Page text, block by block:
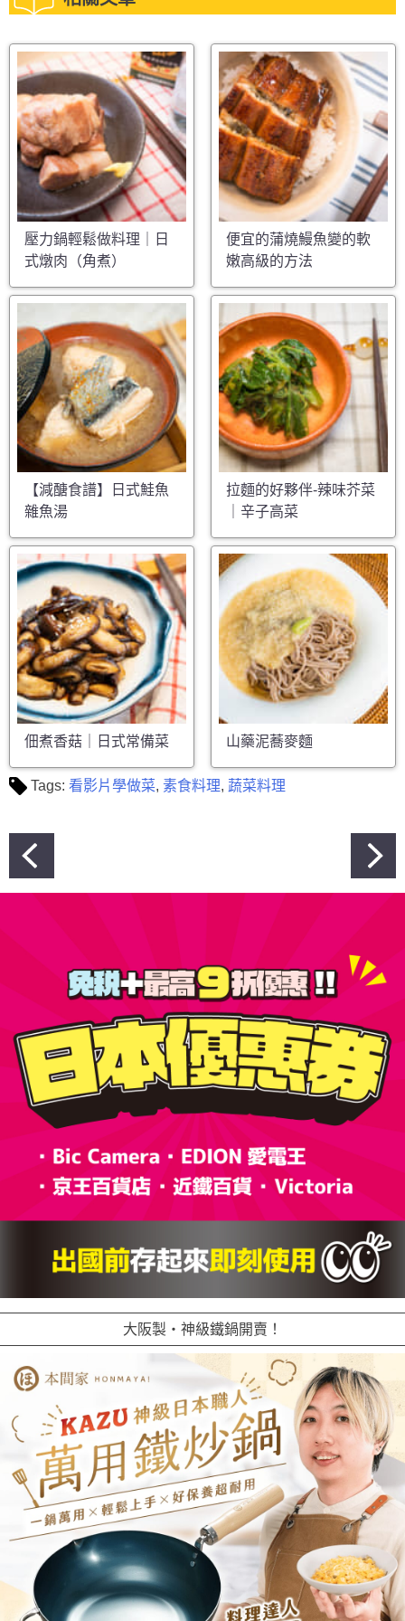
壓力鍋輕鬆做料理｜日
式燉肉（角煮）
便宜的蒲燒鰻魚變的軟
嫩高級的方法
【減醣食譜】日式鮭魚
雜魚湯
拉麵的好夥伴-辣味芥菜
｜辛子高菜
佃煮香菇｜日式常備菜 山藥泥蕎麥麵
Tags: 看影片學做菜, 素食料理, 蔬菜料理
文
章
大阪製・神級鐵鍋開賣！